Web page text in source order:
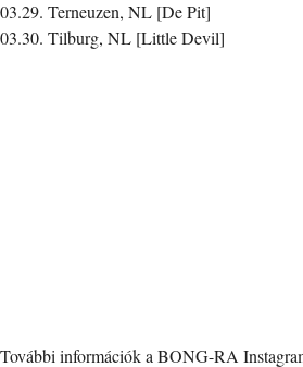
03.29. Terneuzen, NL [De Pit]
03.30. Tilburg, NL [Little Devil]
További információk a BONG-RA